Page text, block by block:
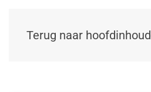
Terug naar hoofdinhoud